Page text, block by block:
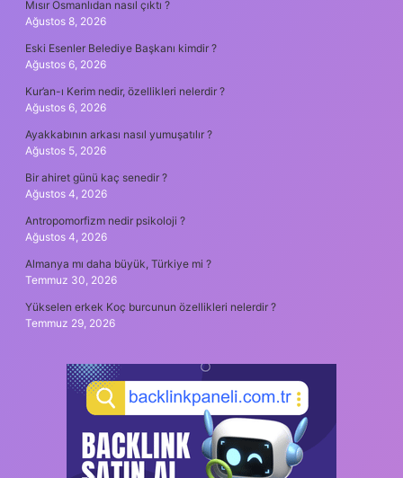
Mısır Osmanlıdan nasıl çıktı ?
Ağustos 8, 2026
Eski Esenler Belediye Başkanı kimdir ?
Ağustos 6, 2026
Kur’an-ı Kerim nedir, özellikleri nelerdir ?
Ağustos 6, 2026
Ayakkabının arkası nasıl yumuşatılır ?
Ağustos 5, 2026
Bir ahiret günü kaç senedir ?
Ağustos 4, 2026
Antropomorfizm nedir psikoloji ?
Ağustos 4, 2026
Almanya mı daha büyük, Türkiye mi ?
Temmuz 30, 2026
Yükselen erkek Koç burcunun özellikleri nelerdir ?
Temmuz 29, 2026